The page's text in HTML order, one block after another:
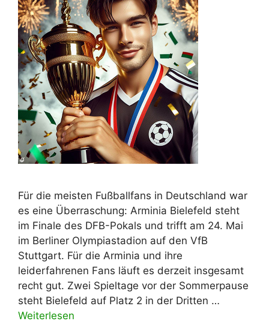
Für die meisten Fußballfans in Deutschland war
es eine Überraschung: Arminia Bielefeld steht
im Finale des DFB-Pokals und trifft am 24. Mai
im Berliner Olympiastadion auf den VfB
Stuttgart. Für die Arminia und ihre
leiderfahrenen Fans läuft es derzeit insgesamt
recht gut. Zwei Spieltage vor der Sommerpause
steht Bielefeld auf Platz 2 in der Dritten …
Weiterlesen